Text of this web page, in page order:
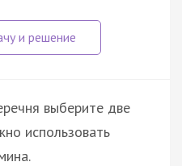
выберите две
использовать